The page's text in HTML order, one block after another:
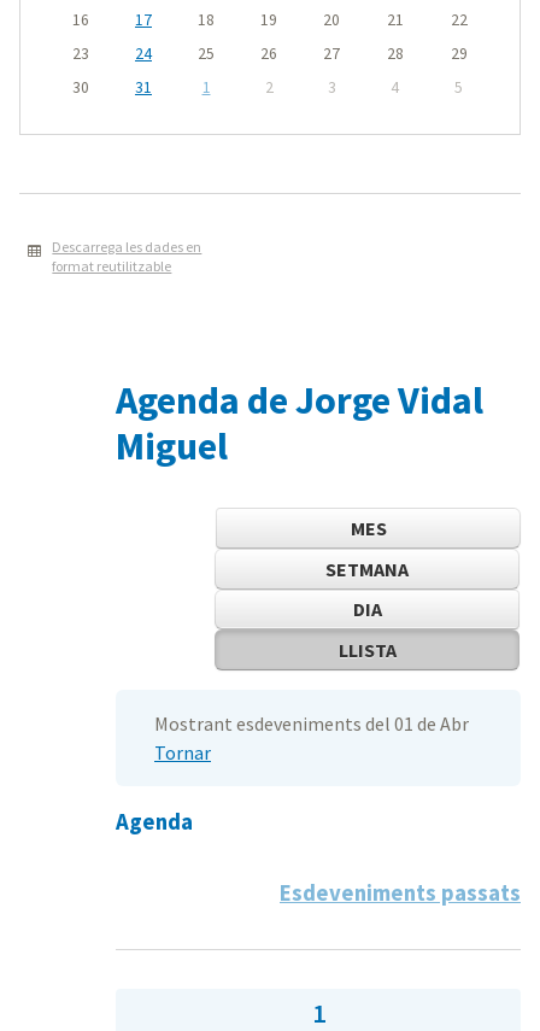
16
17 18 19 20 21
22
23
24 25 26 27 28
29
30
31 1 2 3 4 5
Descarrega les dades en
format reutilitzable
Agenda de Jorge Vidal
Miguel
MES
SETMANA
DIA
LLISTA
Mostrant esdeveniments del 01 de Abr
Tornar
Agenda
Esdeveniments passats
1